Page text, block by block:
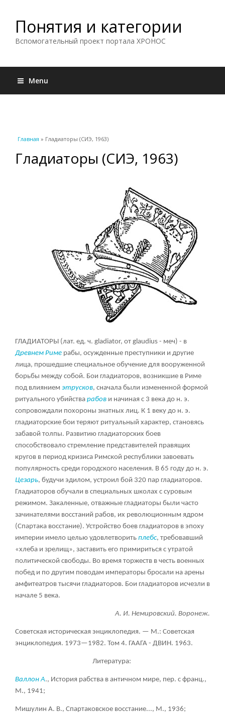
Понятия и категории
Вспомогательный проект портала ХРОНОС
Menu
Вы здесь
Главная » Гладиаторы (СИЭ, 1963)
Гладиаторы (СИЭ, 1963)
ГЛАДИАТОРЫ (лат. ед. ч. gladiator, от glaudius - меч) - в
Древнем Риме рабы, осужденные преступники и другие
лица, прошедшие специальное обучение для вооруженной
борьбы между собой. Бои гладиаторов, возникшие в Риме
под влиянием этрусков, сначала были измененной формой
ритуального убийства рабов и начиная с 3 века до н. э.
сопровождали похороны знатных лиц. К 1 веку до н. э.
гладиаторские бои теряют ритуальный характер, становясь
забавой толпы. Развитию гладиаторских боев
способствовало стремление представителей правящих
кругов в период кризиса Римской республики завоевать
популярность среди городского населения. В 65 году до н. э.
Цезарь, будучи эдилом, устроил бой 320 пар гладиаторов.
Гладиаторов обучали в специальных школах с суровым
режимом. Закаленные, отважные гладиаторы были часто
зачинателями восстаний рабов, их революционным ядром
(Спартака восстание). Устройство боев гладиаторов в эпоху
империи имело целью удовлетворить плебс, требовавший
«хлеба и зрелищ», заставить его примириться с утратой
политической свободы. Во время торжеств в честь военных
побед и по другим поводам императоры бросали на арены
амфитеатров тысячи гладиаторов. Бои гладиаторов исчезли в
начале 5 века.
А. И. Немировский. Воронеж.
Советская историческая энциклопедия. — М.: Советская
энциклопедия. 1973—1982. Том 4. ГААГА - ДВИН. 1963.
Литература:
Валлон А., История рабства в античном мире, пер. с франц.,
М., 1941;
Мишулин А. В., Спартаковское восстание..., М., 1936;